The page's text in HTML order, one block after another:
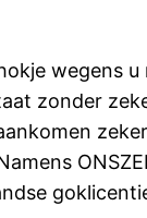
wegens
zonder